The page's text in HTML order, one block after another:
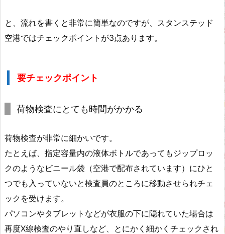
と、流れを書くと非常に簡単なのですが、スタンステッド
空港ではチェックポイントが3点あります。
要チェックポイント
荷物検査にとても時間がかかる
荷物検査が非常に細かいです。
たとえば、指定容量内の液体ボトルであってもジップロッ
クのようなビニール袋（空港で配布されています）にひと
つでも入っていないと検査員のところに移動させられチェ
ックを受けます。
パソコンやタブレットなどが衣服の下に隠れていた場合は
再度X線検査のやり直しなど、とにかく細かくチェックされ